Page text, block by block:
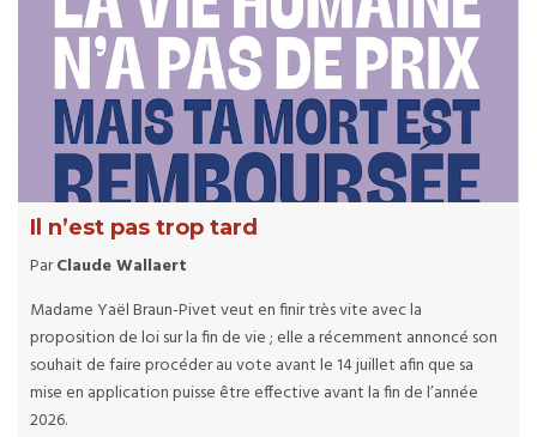
Il n’est pas trop tard
ParClaude Wallaert
Madame Yaël Braun-Pivet veut en finir très vite avec la
proposition de loi sur la fin de vie ; elle a récemment annoncé son
souhait de faire procéder au vote avant le 14 juillet afin que sa
mise en application puisse être effective avant la fin de l’année
2026.